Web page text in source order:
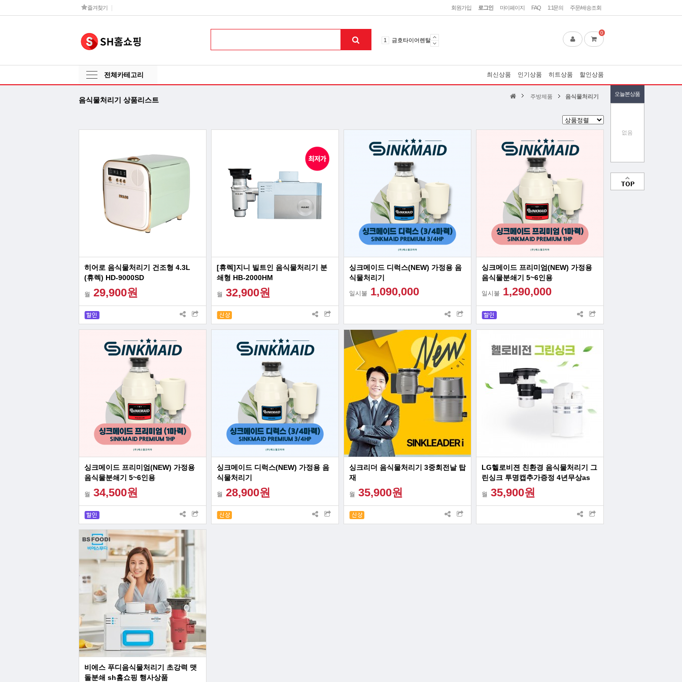
회원가입 로그인 마이페이지 FAQ 1:1문의 주문/배송조회
즐겨찾기
1 금호타이어렌탈
3 라파402
8 무주천마
자동케겔운동기구
10 토션파장기
금호타이어렌탈
0
전체카테고리 최신상품 인기상품 히트상품 할인상품
음식물처리기 상품리스트
오늘본상품
없음
주방제품 음식물처리기
히어로 음식물처리기 건조형 4.3L
(휴렉) HD-9000SD
월 29,900원
[휴렉]지니 빌트인 음식물처리기 분
쇄형 HB-2000HM
월 32,900원
싱크메이드 디럭스(NEW) 가정용 음
식물처리기
일시불 1,090,000
싱크메이드 프리미엄(NEW) 가정용
음식물분쇄기 5~6인용
일시불 1,290,000
싱크메이드 프리미엄(NEW) 가정용
음식물분쇄기 5~6인용
월 34,500원
싱크메이드 디럭스(NEW) 가정용 음
식물처리기
월 28,900원
싱크리더 음식물처리기 3중회전날 탑
재
월 35,900원
LG헬로비젼 친환경 음식물처리기 그
린싱크 투명캡추가증정 4년무상as
월 35,900원
비에스 푸디음식물처리기 초강력 맷
돌분쇄 sh홈쇼핑 행사상품